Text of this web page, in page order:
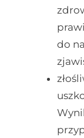
do